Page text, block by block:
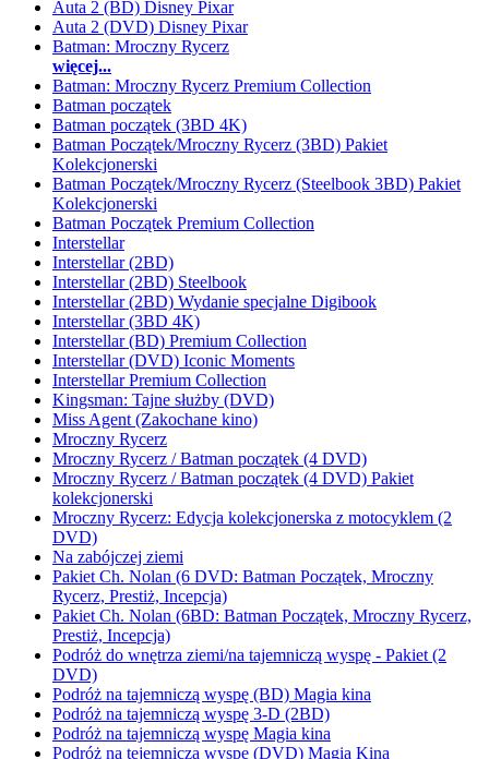
Auta 2 (BD) Disney Pixar
Auta 2 (DVD) Disney Pixar
Batman: Mroczny Rycerz
więcej...
Batman: Mroczny Rycerz Premium Collection
Batman początek
Batman początek (3BD 4K)
Batman Początek/Mroczny Rycerz (3BD) Pakiet
Kolekcjonerski
Batman Początek/Mroczny Rycerz (Steelbook 3BD) Pakiet
Kolekcjonerski
Batman Początek Premium Collection
Interstellar
Interstellar (2BD)
Interstellar (2BD) Steelbook
Interstellar (2BD) Wydanie specjalne Digibook
Interstellar (3BD 4K)
Interstellar (BD) Premium Collection
Interstellar (DVD) Iconic Moments
Interstellar Premium Collection
Kingsman: Tajne służby (DVD)
Miss Agent (Zakochane kino)
Mroczny Rycerz
Mroczny Rycerz / Batman początek (4 DVD)
Mroczny Rycerz / Batman początek (4 DVD) Pakiet
kolekcjonerski
Mroczny Rycerz: Edycja kolekcjonerska z motocyklem (2
DVD)
Na zabójczej ziemi
Pakiet Ch. Nolan (6 DVD: Batman Początek, Mroczny
Rycerz, Prestiż, Incepcja)
Pakiet Ch. Nolan (6BD: Batman Początek, Mroczny Rycerz,
Prestiż, Incepcja)
Podróż do wnętrza ziemi/na tajemniczą wyspę - Pakiet (2
DVD)
Podróż na tajemniczą wyspę (BD) Magia kina
Podróż na tajemniczą wyspę 3-D (2BD)
Podróż na tajemniczą wyspę Magia kina
Podróż na tejemniczą wyspę (DVD) Magia Kina